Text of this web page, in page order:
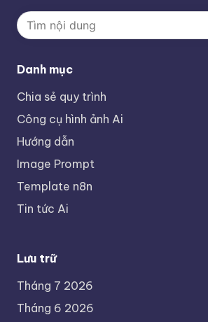
Danh mục
Chia sẻ quy trình
Công cụ hình ảnh Ai
Hướng dẫn
Image Prompt
Template n8n
Tin tức Ai
Lưu trữ
Tháng 7 2026
Tháng 6 2026